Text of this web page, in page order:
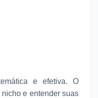
e efetiva. O
e entender suas